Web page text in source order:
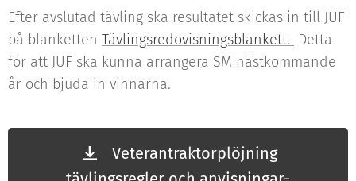
Efter avslutad tävling ska resultatet skickas in till JUF
på blanketten Tävlingsredovisningsblankett. Detta
för att JUF ska kunna arrangera SM nästkommande
år och bjuda in vinnarna.
Veterantraktorplöjning